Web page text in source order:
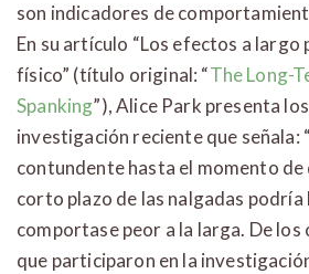
son indicadores de
En su artículo “Los efectos a largo
físico” (título original: “The Long-
Spanking”), Alice Park presenta
investigación reciente que señala:
contundente hasta el momento de
corto plazo de las nalgadas podría
comportase peor a la larga. De los
que participaron en la